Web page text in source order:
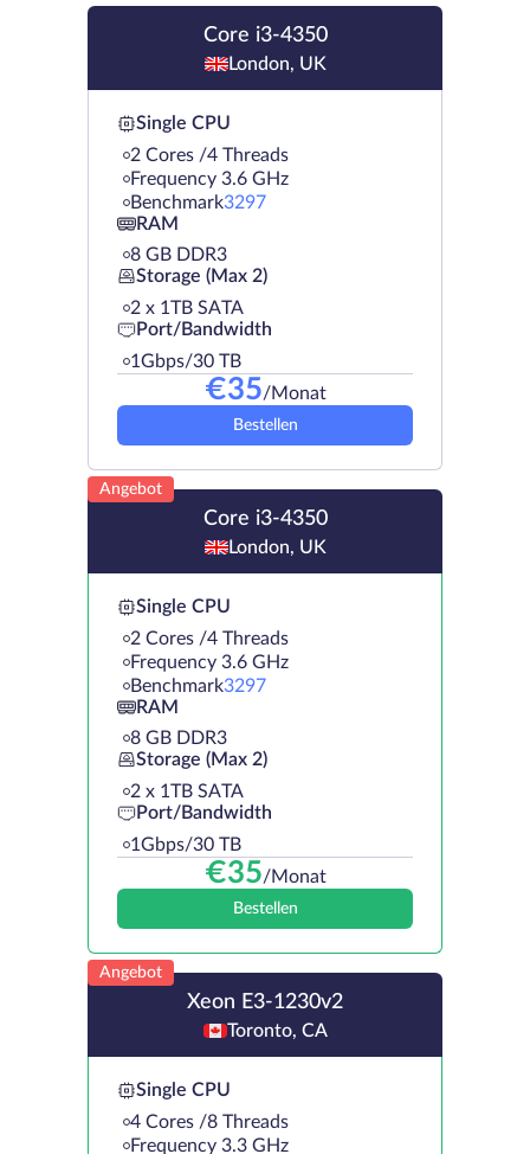
Core i3-4350
London, UK
Single CPU
2 Cores /4 Threads
Frequency 3.6 GHz
Benchmark3297
RAM
8 GB DDR3
Storage (Max 2)
2 х 1TB SATA
Port/Bandwidth
1Gbps/30 TB
€35/Monat
Bestellen
Angebot
Core i3-4350
London, UK
Single CPU
2 Cores /4 Threads
Frequency 3.6 GHz
Benchmark3297
RAM
8 GB DDR3
Storage (Max 2)
2 х 1TB SATA
Port/Bandwidth
1Gbps/30 TB
€35/Monat
Bestellen
Angebot
Xeon E3-1230v2
Toronto, CA
Single CPU
4 Cores /8 Threads
Frequency 3.3 GHz